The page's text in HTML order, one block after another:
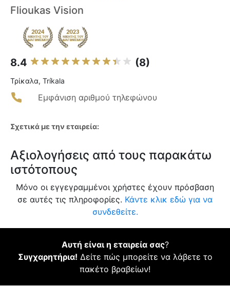
Flioukas Vision
8.4 (8)
Τρίκαλα, Tríkala
Εμφάνιση αριθμού τηλεφώνου
Σχετικά με την εταιρεία:
Αξιολογήσεις από τους παρακάτω
ιστότοπους
Μόνο οι εγγεγραμμένοι χρήστες έχουν πρόσβαση
σε αυτές τις πληροφορίες. Κάντε κλικ εδώ για να
συνδεθείτε.
Αυτή είναι η εταιρεία σας?
Συγχαρητήρια! Δείτε πώς μπορείτε να λάβετε το
πακέτο βραβείων!